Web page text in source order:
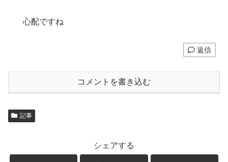
心配ですね
返信
コメントを書き込む
記事
シェアする